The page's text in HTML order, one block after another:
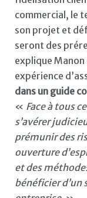
commercial, le
son projet et
seront des
explique
expérience
dans un guide
« Face à tous
s’avérer
prémunir des
ouverture
et des
bénéficier d’un